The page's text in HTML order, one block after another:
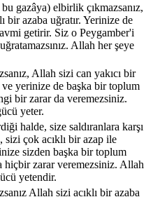
bu gazâya) elbirlik çıkmazsanız,
bir azaba uğratır. Yerinize de
getirir. Siz o Peygamber'i
Allah her şeye
Allah sizi can yakıcı bir
ve yerinize de başka bir toplum
bir zarar da veremezsiniz.
yeter.
halde, size saldıranlara karşı
sizi çok acıklı bir azap ile
sizden başka bir toplum
hiçbir zarar veremezsiniz. Allah
yetendir.
Allah sizi acıklı bir azaba